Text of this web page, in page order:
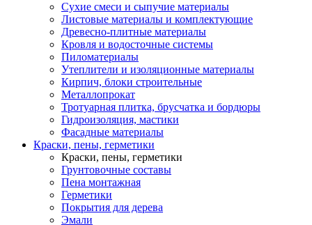
Сухие смеси и сыпучие материалы
Листовые материалы и комплектующие
Древесно-плитные материалы
Кровля и водосточные системы
Пиломатериалы
Утеплители и изоляционные материалы
Кирпич, блоки строительные
Металлопрокат
Тротуарная плитка, брусчатка и бордюры
Гидроизоляция, мастики
Фасадные материалы
Краски, пены, герметики
Краски, пены, герметики
Грунтовочные составы
Пена монтажная
Герметики
Покрытия для дерева
Эмали